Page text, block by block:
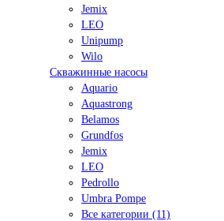
Jemix
LEO
Unipump
Wilo
Скважинные насосы
Aquario
Aquastrong
Belamos
Grundfos
Jemix
LEO
Pedrollo
Umbra Pompe
Все категории (11)